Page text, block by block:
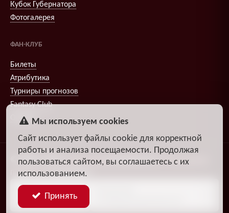
Кубок Губернатора
Фотогалерея
ФАН-КЛУБ
Билеты
Атрибутика
Турниры прогнозов
Fantasy Club
Опросы
© 2009–2026,АлександрDiosEspectroЛитвиненко
Поддержка:группа ДЗЧРХ
Блог
разработчика
Мы используем cookies
Сайт использует файлы cookie для корректной
работы и анализа посещаемости. Продолжая
пользоваться сайтом, вы соглашаетесь с их
использованием.
Принять